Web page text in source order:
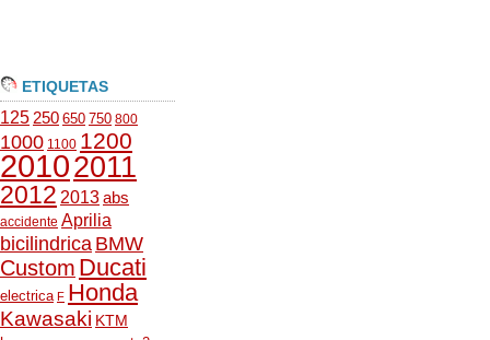
ETIQUETAS
125 250 650 750 800
1000 1100 1200
20102011
2012 2013abs
accidente Aprilia
bicilindrica BMW
Custom Ducati
electrica F Honda
Kawasaki KTM